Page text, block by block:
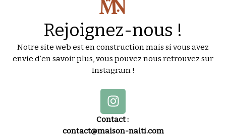
Rejoignez-nous !
Notre site web est en construction mais si vous avez
envie d’en savoir plus, vous pouvez nous retrouvez sur
Instagram !
I
n
s
t
Contact :
contact@maison-naiti.com